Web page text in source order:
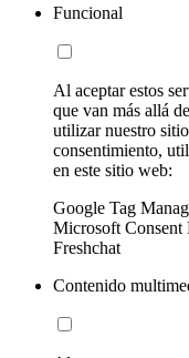
Funcional
Al aceptar estos
que van más allá
utilizar nuestro
consentimiento,
en este sitio web:
Google Tag
Microsoft Consent
Freshchat
Contenido